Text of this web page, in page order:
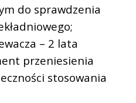
do sprawdzenia
– 2 lata
przeniesienia
stosowania